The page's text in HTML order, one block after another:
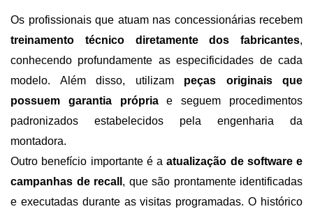
treinamento técnico diretamente dos fabricantes,
conhecendo profundamente as especificidades de cada
modelo. Além disso, utilizam peças originais que
possuem garantia própria e seguem procedimentos
padronizados estabelecidos pela engenharia da
montadora.
Outro benefício importante é a atualização de software e
campanhas de recall , que são prontamente identificadas
e executadas durante as visitas programadas. O histórico